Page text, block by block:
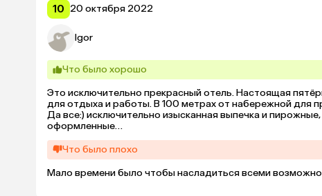
10 20 октября 2022
Igor
Что было хорошо
Это исключительно прекрасный отель. Настоящая
для отдыха и работы. В 100 метрах от набережной для
Да все:) исключительно изысканная выпечка и
оформленные
Чисто и Чисто:)
А это уже особый шик. Так как положено в пятизвездном
Что было плохо
Мало времени было чтобы насладиться всеми